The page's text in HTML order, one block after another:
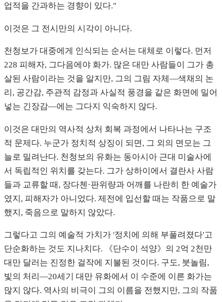
업적을 간과하는 경향이 있다."
이것은 그 전시만의 시각이 아니다.
천청보가 대중에게 인식되는 순서는 대체로 이렇다. 먼저
228 피해자, 그다음에야 화가. 많은 대만 사람들이 그가 총
살된 사람이라는 것을 알지만, 그의 그림 자체—색채의 논
리, 공간감, 주관적 감정과 사실적 풍경을 같은 화면에 밀어
넣는 긴장감—에는 그다지 익숙하지 않다.
이것은 대만의 역사적 상처 회복 과정에서 나타나는 구조
적 문제다. 누군가 정치적 상징이 되면, 그 외의 면모는 그
늘로 밀려난다. 천청보의 유화는 동아시아 근대 미술사에
서 독립적인 위치를 갖는다. 그가 상하이에서 결란사 사람
들과 교류할 때, 장다첸·판위량과 어깨를 나란히 한 예술가
였지, 피해자가 아니었다. 제전에 입선할 때는 작품으로 말
했지, 죽음으로 말하지 않았다.
그렇다고 그의 예술적 가치가 '정치에 의해 부풀려졌다'고
단순화하는 것도 지나치다. 《단수이 석양》의 2억 2천만
대만 달러는 진정한 걸작에 지불된 것이다. 구도, 붓놀림,
빛의 처리—20세기 대만 유화에서 이 수준에 이른 화가는
많지 않다. 역사의 비극이 그의 이름을 전했지만, 그의 작품